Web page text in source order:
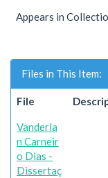
Appears in
Files in This Item:
File
Vanderla
n Carneir
o Dias -
Dissertaç